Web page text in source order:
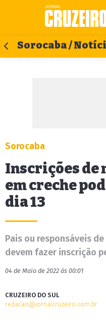
Sorocaba /
Sorocaba
Inscrições de
em creche
dia 13
Pais ou responsáveis
devem fazer inscrição
04 de Maio de 2022 às 00:01
CRUZEIRO DO SUL
redacao@jornalcruzeiro.com.br